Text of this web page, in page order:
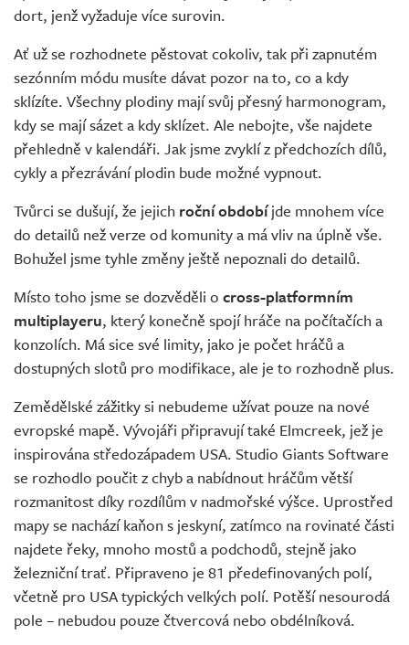
dort, jenž vyžaduje více surovin.
Ať už se rozhodnete pěstovat cokoliv, tak při zapnutém
sezónním módu musíte dávat pozor na to, co a kdy
sklízíte. Všechny plodiny mají svůj přesný harmonogram,
kdy se mají sázet a kdy sklízet. Ale nebojte, vše najdete
přehledně v kalendáři. Jak jsme zvyklí z předchozích dílů,
cykly a přezrávání plodin bude možné vypnout.
Tvůrci se dušují, že jejich roční obdobíjde mnohem více
do detailů než verze od komunity a má vliv na úplně vše.
Bohužel jsme tyhle změny ještě nepoznali do detailů.
Místo toho jsme se dozvěděli o cross-platformním
multiplayeru, který konečně spojí hráče na počítačích a
konzolích. Má sice své limity, jako je počet hráčů a
dostupných slotů pro modifikace, ale je to rozhodně plus.
Zemědělské zážitky si nebudeme užívat pouze na nové
evropské mapě. Vývojáři připravují také Elmcreek, jež je
inspirována středozápadem USA. Studio Giants Software
se rozhodlo poučit z chyb a nabídnout hráčům větší
rozmanitost díky rozdílům v nadmořské výšce. Uprostřed
mapy se nachází kaňon s jeskyní, zatímco na rovinaté části
najdete řeky, mnoho mostů a podchodů, stejně jako
železniční trať. Připraveno je 81 předefinovaných polí,
včetně pro USA typických velkých polí. Potěší nesourodá
pole – nebudou pouze čtvercová nebo obdélníková.